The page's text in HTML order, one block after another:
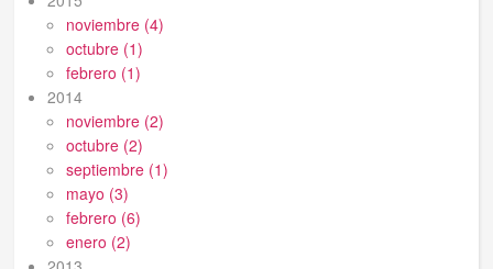
noviembre (4)
octubre (1)
febrero (1)
2014
noviembre (2)
octubre (2)
septiembre (1)
mayo (3)
febrero (6)
enero (2)